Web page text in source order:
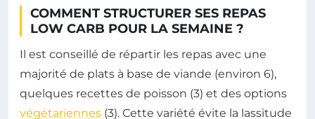
COMMENT STRUCTURER SES REPAS
LOW CARB POUR LA SEMAINE ?
Il est conseillé de répartir les repas avec une
majorité de plats à base de viande (environ 6),
quelques recettes de poisson (3) et des options
végétariennes (3). Cette variété évite la lassitude